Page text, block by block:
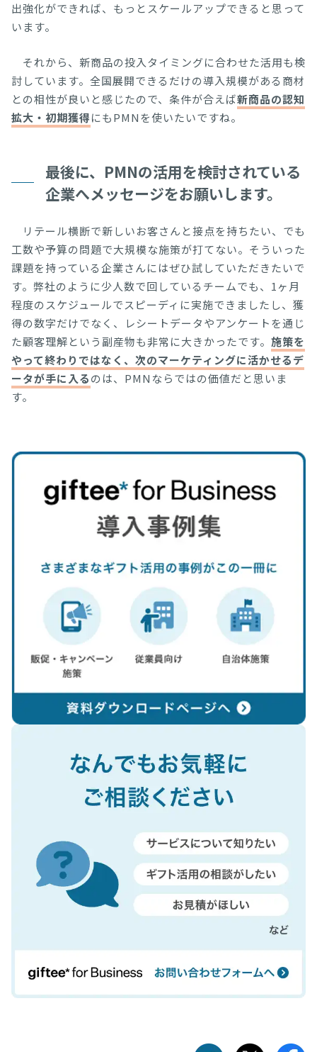
出強化ができれば、もっとスケールアップできると思って
います。
それから、新商品の投入タイミングに合わせた活用も検
討しています。全国展開できるだけの導入規模がある商材
との相性が良いと感じたので、条件が合えば新商品の認知
拡大・初期獲得にもPMNを使いたいですね。
最後に、PMNの活用を検討されている
企業へメッセージをお願いします。
リテール横断で新しいお客さんと接点を持ちたい、でも
工数や予算の問題で大規模な施策が打てない。そういった
課題を持っている企業さんにはぜひ試していただきたいで
す。弊社のように少人数で回しているチームでも、1ヶ月
程度のスケジュールでスピーディに実施できましたし、獲
得の数字だけでなく、レシートデータやアンケートを通じ
た顧客理解という副産物も非常に大きかったです。 施策を
やって終わりではなく、次のマーケティングに活かせるデ
ータが手に入るのは、PMNならではの価値だと思いま
す。